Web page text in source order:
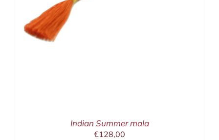
Indian Summer mala
€128,00